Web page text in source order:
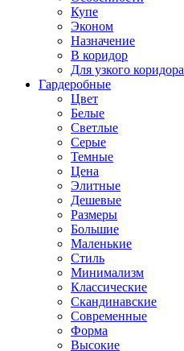
Купе
Эконом
Назначение
В коридор
Для узкого коридора
Гардеробные
Цвет
Белые
Светлые
Серые
Темные
Цена
Элитные
Дешевые
Размеры
Большие
Маленькие
Стиль
Минимализм
Классические
Скандинавские
Современные
Форма
Высокие